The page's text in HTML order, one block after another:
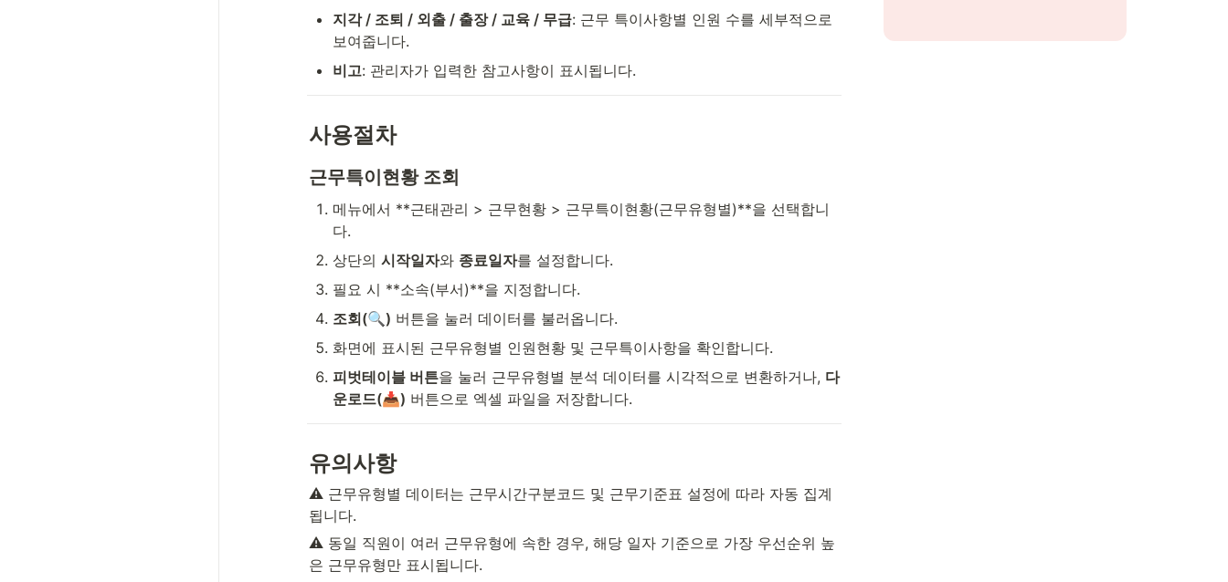
지각 / 조퇴 / 외출 / 출장 / 교육 / 무급: 근무 특이사항별 인원 수를 세부적으로
보여줍니다.
비고: 관리자가 입력한 참고사항이 표시됩니다.
사용절차
근무특이현황 조회
메뉴에서 **근태관리 > 근무현황 > 근무특이현황(근무유형별)**을 선택합니
다.
상단의 시작일자와 종료일자를 설정합니다.
필요 시 **소속(부서)**을 지정합니다.
조회(🔍) 버튼을 눌러 데이터를 불러옵니다.
화면에 표시된 근무유형별 인원현황 및 근무특이사항을 확인합니다.
피벗테이블 버튼을 눌러 근무유형별 분석 데이터를 시각적으로 변환하거나, 다
운로드(📥) 버튼으로 엑셀 파일을 저장합니다.
유의사항
⚠️ 근무유형별 데이터는 근무시간구분코드 및 근무기준표 설정에 따라 자동 집계
됩니다.
⚠️ 동일 직원이 여러 근무유형에 속한 경우, 해당 일자 기준으로 가장 우선순위 높
은 근무유형만 표시됩니다.